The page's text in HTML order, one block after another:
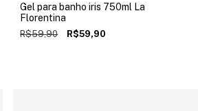
Gel para banho iris 750ml La
Florentina
R$59,90 R$59,90